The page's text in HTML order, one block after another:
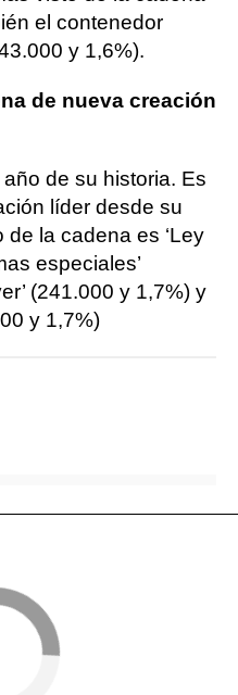
el contenedor
y 1,6%).
de nueva creación
de su historia. Es
líder desde su
la cadena es ‘Ley
especiales’
(241.000 y 1,7%) y
y 1,7%)